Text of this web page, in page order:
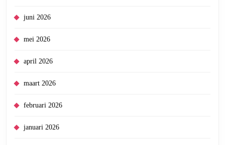
juni 2026
mei 2026
april 2026
maart 2026
februari 2026
januari 2026